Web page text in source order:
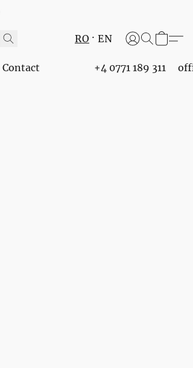
RO EN
Contact +4 0771 189 311